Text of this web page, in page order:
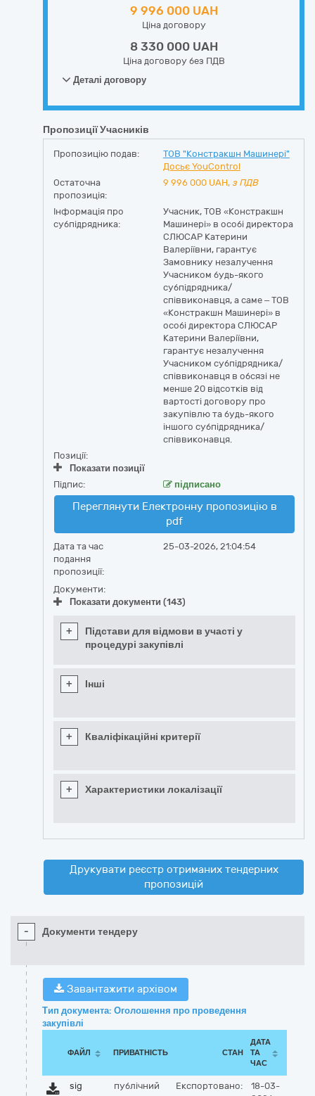
9 996 000 UAH
Ціна договору
8 330 000 UAH
Ціна договору без ПДВ
Деталі договору
Пропозиції Учасників
Пропозицію подав:
ТОВ "Констракшн Машинері"
Досьє YouControl
Остаточна
пропозиція:
9 996 000 UAH, з ПДВ
Інформація про
субпідрядника:
Учасник, ТОВ «Констракшн
Машинері» в особі директора
СЛЮСАР Катерини
Валеріївни, гарантує
Замовнику незалучення
Учасником будь-якого
субпідрядника/
співвиконавця, а саме – ТОВ
«Констракшн Машинері» в
особі директора СЛЮСАР
Катерини Валеріївни,
гарантує незалучення
Учасником субпідрядника/
співвиконавця в обсязі не
менше 20 відсотків від
вартості договору про
закупівлю та будь-якого
іншого субпідрядника/
співвиконавця.
Позиції:
Показати позиції
Підпис:
підписано
Переглянути Електронну пропозицію в
pdf
Дата та час
подання
пропозиції:
25-03-2026, 21:04:54
Документи:
Показати документи (143)
+
Підстави для відмови в участі у
процедурі закупівлі
+ Інші
+ Кваліфікаційні критерії
+ Характеристики локалізації
Друкувати реєстр отриманих тендерних
пропозицій
- Документи тендеру
Завантажити архівом
Тип документа: Оголошення про проведення
закупівлі
ФАЙЛ ПРИВАТНІСТЬ СТАН
ДАТА
ТА
ЧАС
sig
публічний Експортовано:
18-03-